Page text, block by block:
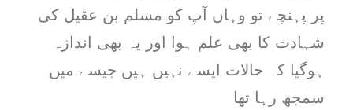
پر پہنچے تو وہاں آپ کو مسلم بن عقیل کی
شہادت کا بھی علم ہوا اور یہ بھی اندازہ
ہوگیا کہ حالات ایسے نہیں ہیں جیسے میں
سمجھ رہا تھا